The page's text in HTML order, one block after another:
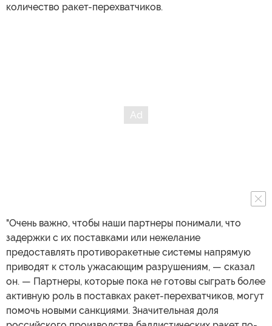
количество ракет-перехватчиков.
"Очень важно, чтобы наши партнеры понимали, что
задержки с их поставками или нежелание
предоставлять противоракетные системы напрямую
приводят к столь ужасающим разрушениям, — сказал
он. — Партнеры, которые пока не готовы сыграть более
активную роль в поставках ракет-перехватчиков, могут
помочь новыми санкциями. Значительная доля